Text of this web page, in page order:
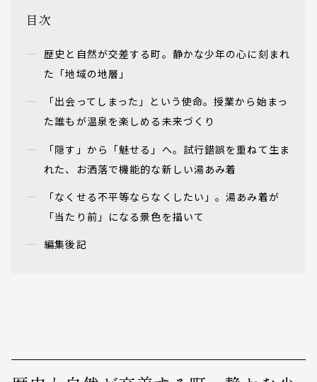
目次
歴史と自然が交差する町。静かな少年の心に刻まれ
た「地域の地層」
「出会ってしまった」という使命。授業から始まっ
た誰もが温泉を楽しめる未来づくり
「隠す」から「魅せる」へ。試行錯誤を重ねて生ま
れた、お洒落で機能的な新しい湯あみ着
「なくせる不平等ならなくしたい」。湯あみ着が
「当たり前」になる景色を描いて
編集後記